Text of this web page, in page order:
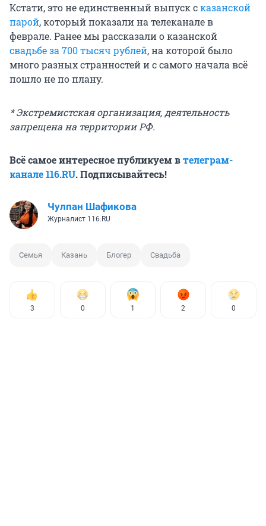
Кстати, это не единственный выпуск сказанской
парой, который показали на телеканале в
феврале. Ранее мы рассказали о казанской
свадьбе за 700 тысяч рублей, на которой было
много разных странностей и с самого начала всё
пошло не по плану.
* Экстремистская организация, деятельность
запрещена на территории РФ.
Всё самое интересное публикуем втелеграм-
канале 116.RU. Подписывайтесь!
Чулпан Шафикова
Журналист 116.RU
Семья Казань Блогер Свадьба
3 0 1 2 0